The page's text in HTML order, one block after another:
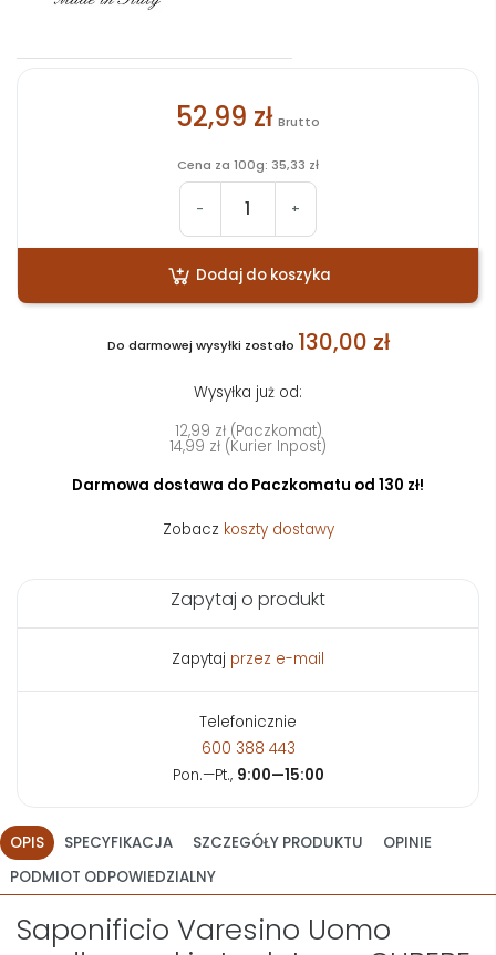
52,99 zł Brutto
Cena za 100g: 35,33 zł
- +
Dodaj do koszyka
Do darmowej wysyłki zostało 130,00 zł
Wysyłka już od:
12,99 zł (Paczkomat)
14,99 zł (Kurier Inpost)
Darmowa dostawa do Paczkomatu od 130 zł!
Zobacz koszty dostawy
Zapytaj o produkt
Zapytaj przez e-mail
Telefonicznie
600 388 443
Pon.—Pt., 9:00—15:00
OPIS SPECYFIKACJA SZCZEGÓŁY PRODUKTU
OPINIE
PODMIOT ODPOWIEDZIALNY
Saponificio Varesino Uomo